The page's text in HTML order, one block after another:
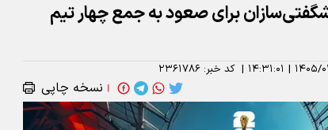
شگفتی‌سازان برای صعود به جمع چهار تیم
۰۴/۱۳ | ۱۴:۳۱:۰۱ | کد خبر: ۲۳۶۱۷۸۶
| نسخه چاپی